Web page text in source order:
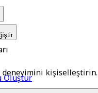
deneyimini kişiselleştirin.
Oluştur